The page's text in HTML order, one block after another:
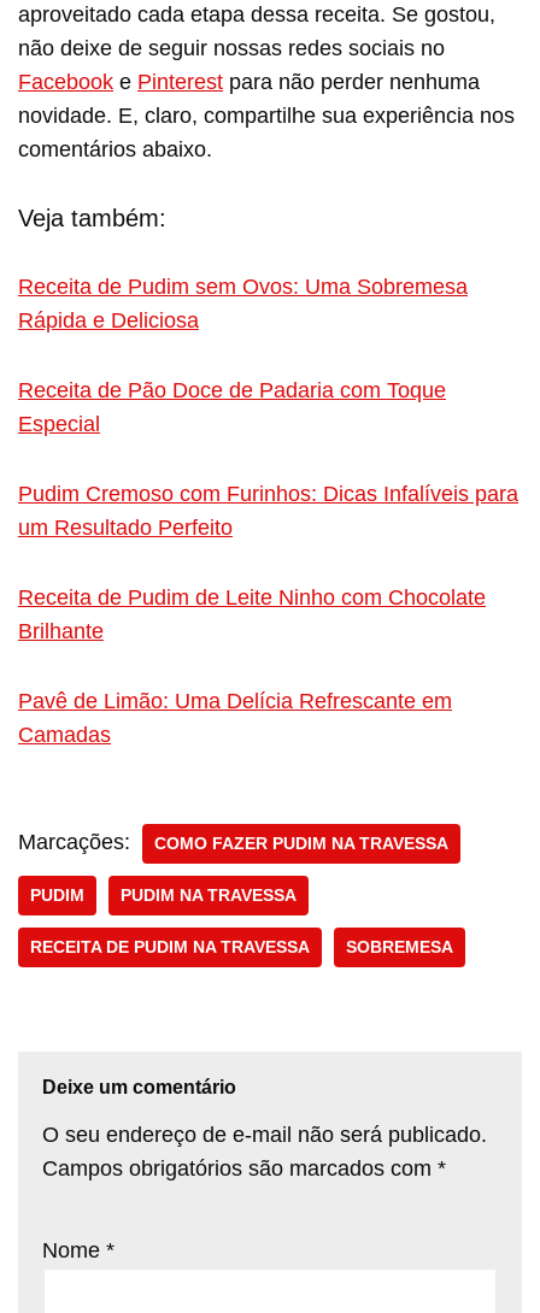
aproveitado cada etapa dessa receita. Se gostou,
não deixe de seguir nossas redes sociais no
Facebook e Pinterest para não perder nenhuma
novidade. E, claro, compartilhe sua experiência nos
comentários abaixo.
Veja também:
Receita de Pudim sem Ovos: Uma Sobremesa
Rápida e Deliciosa
Receita de Pão Doce de Padaria com Toque
Especial
Pudim Cremoso com Furinhos: Dicas Infalíveis para
um Resultado Perfeito
Receita de Pudim de Leite Ninho com Chocolate
Brilhante
Pavê de Limão: Uma Delícia Refrescante em
Camadas
Marcações: COMO FAZER PUDIM NA TRAVESSA
PUDIM PUDIM NA TRAVESSA
RECEITA DE PUDIM NA TRAVESSA SOBREMESA
Deixe um comentário
O seu endereço de e-mail não será publicado.
Campos obrigatórios são marcados com *
Nome *